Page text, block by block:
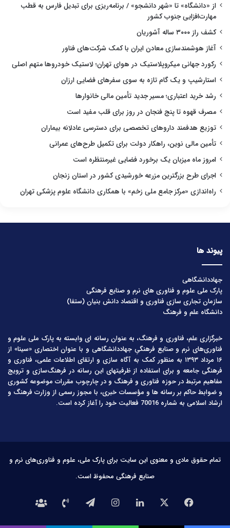
از «دانشگاه» تا «شهر دانشجو» / برنامه‌ریزی برای تبدیل فارس به قطب
مهارت‌افزایی جنوب کشور
کشف راز ۳۰۰۰ ساله آشوریان
آغاز هوشمندسازی معادن ایران با کمک شرکت‌های فناور
رکورد جهانی میکروپلاستیک در هوای تهران؛ لاستیک خودروها متهم اصلی
استارشیپ و یک گام تازه به سوی سفرهای فضایی ارزان
رشد خرید اعتباری؛ مسیر جدید تأمین مالی خانوارها
مصرف قهوه تا پنج فنجان در روز برای قلب مفید است
توزیع هدفمند داروهای تخصصی برای دسترسی عادلانه بیماران
تأمین مالی نوین، راهکار دولت برای تکمیل طرح‌های عمرانی
امروز ماه میزبان یک برخورد فضایی غیرمنتظره است
اجرای طرح بزرگترین مزرعه خورشیدی کشور در استان زنجان
راه‌اندازی «مرکز جامع ملی زخم» با همکاری دانشگاه علوم پزشکی تهران
پیوند ها
جهاددانشگاهی
پارک ملی علوم و فناوری های نرم و صنایع فرهنگی
سازمان تجاری سازی فناوری و اقتصاد دانش بنیان (ستفا)
دانشگاه علم و فرهنگ
خبرگزاری علم، فناوری و فرهنگ، به عنوان رسانه ای وابسته به پارک ملی علوم و
فناوری‌های نرم و صنایع فرهنگیِ جهاددانشگاهی و با عنوان اختصاری «سینا» از
۱۶ مرداد ۱۳۹۳ به منظور کمک به آگاه سازی و ارتقای اطلاعات علمی، فناوری و
فرهنگی جامعه و برای استفاده از ظرفیتهای این رسانه در فرهنگ‌سازی و ترویج
مفاهیم مرتبط در حوزه فناوری و فرهنگ و در چارچوب مقررات موضوعه کشوری
و ضوابط حاکم بر رسانه ها و مؤسسات خبری، با مجوز رسمی از وزارت فرهنگ و
ارشاد اسلامی به شماره 70016 فعالیت خود را آغاز کرده است.
تمام حقوق مادی و معنوی این سایت برای پارک ملی، علوم و فناوری‌های نرم و
صنایع فرهنگی محفوظ است.
فیس
لینکدیناینستاگرامتلگرامتماس درباره